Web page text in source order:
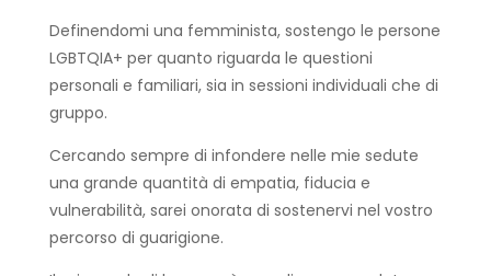
Definendomi una femminista, sostengo le persone
LGBTQIA+ per quanto riguarda le questioni
personali e familiari, sia in sessioni individuali che di
gruppo.
Cercando sempre di infondere nelle mie sedute
una grande quantità di empatia, fiducia e
vulnerabilità, sarei onorata di sostenervi nel vostro
percorso di guarigione.